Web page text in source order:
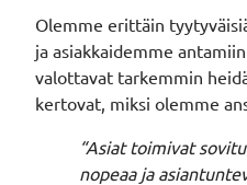
Olemme erittäin
ja asiakkaidemme
valottavat tarkemmin
kertovat, miksi olemme
“Asiat toimivat
nopeaa ja